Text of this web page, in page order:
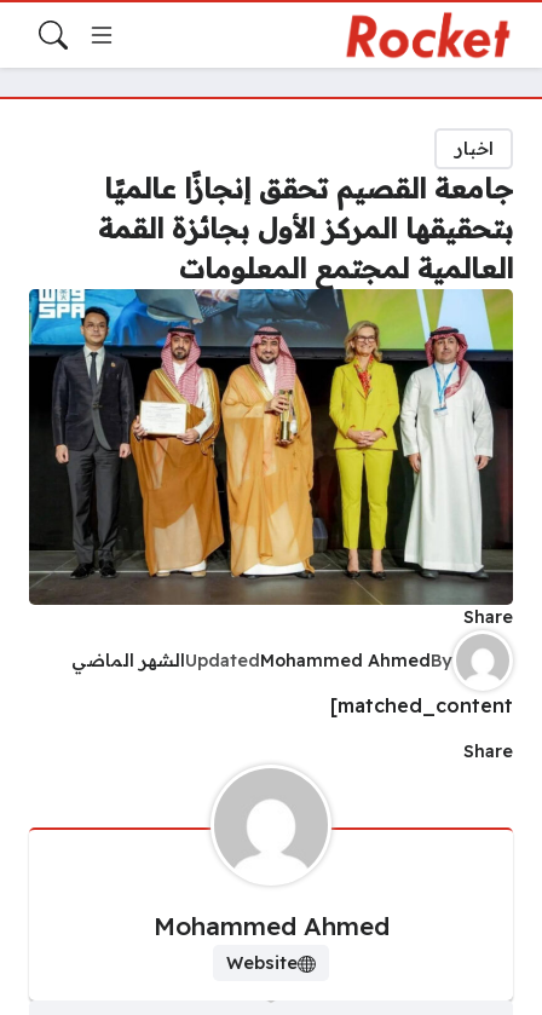
اخبار
جامعة القصيم تحقق إنجازًا عالميًا
بتحقيقها المركز الأول بجائزة القمة
العالمية لمجتمع المعلومات
Share
By
Mohammed Ahmed
Updatedالشهر الماضي
matched_content]
Share
Mohammed Ahmed
Website